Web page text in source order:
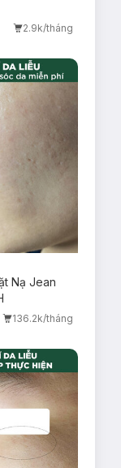
2.9k/tháng
Nạ Jean
136.2k/tháng